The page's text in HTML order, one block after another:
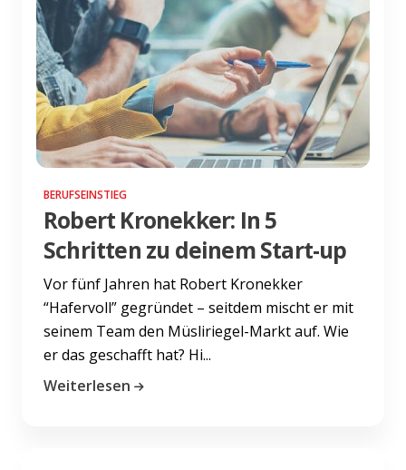
BERUFSEINSTIEG
Robert Kronekker: In 5
Schritten zu deinem Start-up
Vor fünf Jahren hat Robert Kronekker
“Hafervoll” gegründet – seitdem mischt er mit
seinem Team den Müsliriegel-Markt auf. Wie
er das geschafft hat? Hi...
Weiterlesen